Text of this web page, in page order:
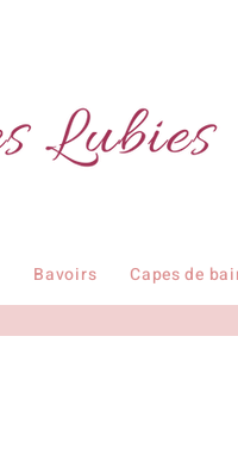
Se
Bavoirs Capes de